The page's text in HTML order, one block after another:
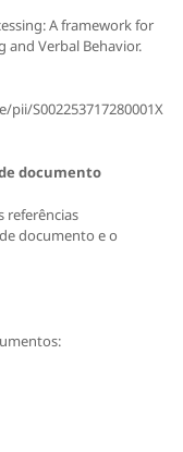
A framework for
and Verbal Behavior.
S002253717280001X
documento
referências
documento e o